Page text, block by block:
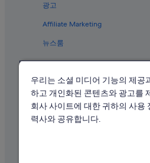
가라스마의 로맨틱 호텔
교토의 전자레인지 구비 호
교토의 바닷가 호텔
교토의 Nippon Travel
교토 만화 박물관 근처 호텔
광고
Affiliate Marketing
뉴스룸
우리는 소셜 미디어 기능의 제공
하고 개인화된 콘텐츠와 광고를
회사 사이트에 대한 귀하의 사용
력사와 공유합니다.